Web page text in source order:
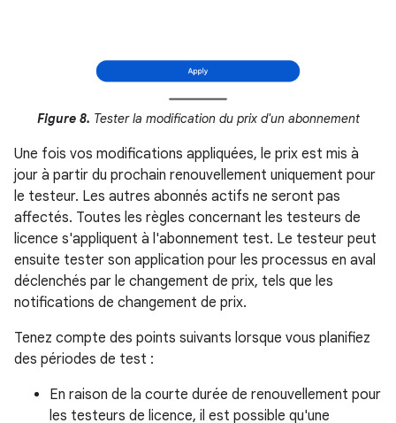
Figure 8. Tester la modification du prix d'un abonnement
Une fois vos modifications appliquées, le prix est mis à
jour à partir du prochain renouvellement uniquement pour
le testeur. Les autres abonnés actifs ne seront pas
affectés. Toutes les règles concernant les testeurs de
licence s'appliquent à l'abonnement test. Le testeur peut
ensuite tester son application pour les processus en aval
déclenchés par le changement de prix, tels que les
notifications de changement de prix.
Tenez compte des points suivants lorsque vous planifiez
des périodes de test :
En raison de la courte durée de renouvellement pour
les testeurs de licence, il est possible qu'une